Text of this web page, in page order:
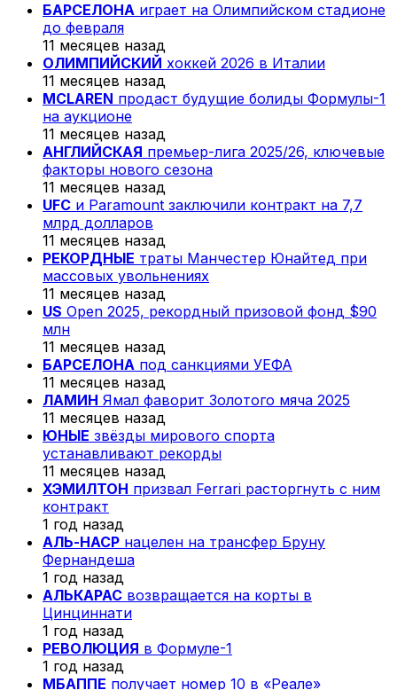
БАРСЕЛОНА играет на Олимпийском стадионе
до февраля
11 месяцев назад
ОЛИМПИЙСКИЙ хоккей 2026 в Италии
11 месяцев назад
MCLAREN продаст будущие болиды Формулы-1
на аукционе
11 месяцев назад
АНГЛИЙСКАЯ премьер-лига 2025/26, ключевые
факторы нового сезона
11 месяцев назад
UFC и Paramount заключили контракт на 7,7
млрд долларов
11 месяцев назад
РЕКОРДНЫЕ траты Манчестер Юнайтед при
массовых увольнениях
11 месяцев назад
US Open 2025, рекордный призовой фонд $90
млн
11 месяцев назад
БАРСЕЛОНА под санкциями УЕФА
11 месяцев назад
ЛАМИН Ямал фаворит Золотого мяча 2025
11 месяцев назад
ЮНЫЕ звёзды мирового спорта
устанавливают рекорды
11 месяцев назад
ХЭМИЛТОН призвал Ferrari расторгнуть с ним
контракт
1 год назад
АЛЬ-НАСР нацелен на трансфер Бруну
Фернандеша
1 год назад
АЛЬКАРАС возвращается на корты в
Цинциннати
1 год назад
РЕВОЛЮЦИЯ в Формуле-1
1 год назад
МБАППЕ получает номер 10 в «Реале»